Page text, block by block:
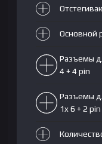
Основной
Разъемы
4 + 4 pin
Разъемы
1x 6 + 2 pin